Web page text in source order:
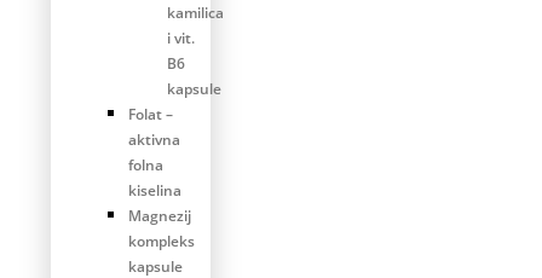
kamilica
i vit.
B6
kapsule
Folat –
aktivna
folna
kiselina
Magnezij
kompleks
kapsule